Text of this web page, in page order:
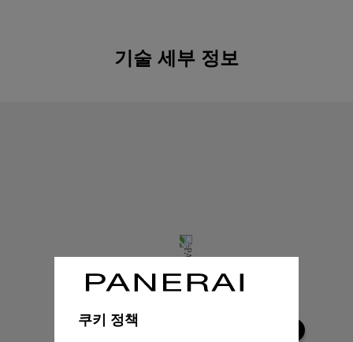
기술 세부 정보
쿠키 정책